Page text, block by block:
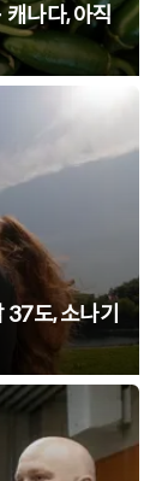
나다, 아직
도, 소나기